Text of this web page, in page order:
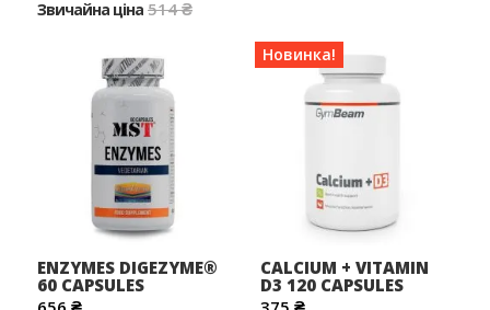
Звичайна ціна 514 ₴
ENZYMES DIGEZYME®
60 CAPSULES
Новинка!
CALCIUM + VITAMIN
D3 120 CAPSULES